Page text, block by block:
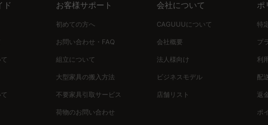
す。適切な高さは、テーブルの表面からライトの下端まで60〜80cm程度。電球
で空間を彩り、心地よい北欧スタイルを楽しんでみましょう。
ド お客様サポート
初めての方へ
お問い合わせ・FAQ
組立について
大型家具の搬入方法
不要家具引取サービス
荷物のお問い合わせ
会社について
CAGUUUについて
会社概要
法人様向け
ビジネスモデル
店舗リスト
ポ
特
プ
利
配
返
ポ